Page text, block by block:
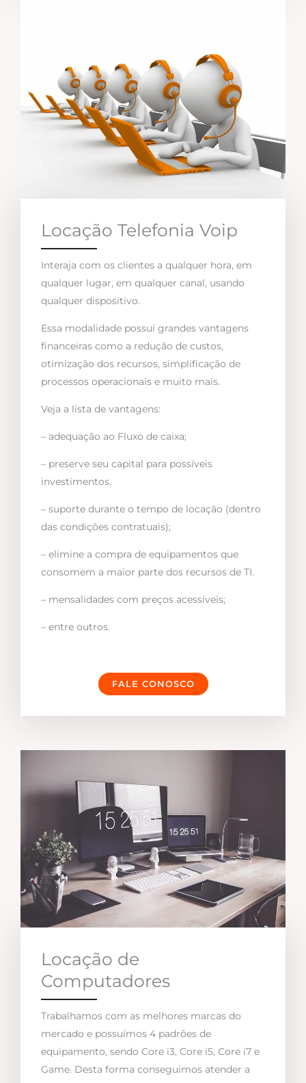
Locação Telefonia Voip
Interaja com os clientes a qualquer hora, em
qualquer lugar, em qualquer canal, usando
qualquer dispositivo.
Essa modalidade possui grandes vantagens
financeiras como a redução de custos,
otimização dos recursos, simplificação de
processos operacionais e muito mais.
Veja a lista de vantagens:
– adequação ao Fluxo de caixa;
– preserve seu capital para possíveis
investimentos.
– suporte durante o tempo de locação (dentro
das condições contratuais);
– elimine a compra de equipamentos que
consomem a maior parte dos recursos de TI.
– mensalidades com preços acessíveis;
– entre outros.
FALE CONOSCO
Locação de
Computadores
Trabalhamos com as melhores marcas do
mercado e possuímos 4 padrões de
equipamento, sendo Core i3, Core i5, Core i7 e
Game. Desta forma conseguimos atender a